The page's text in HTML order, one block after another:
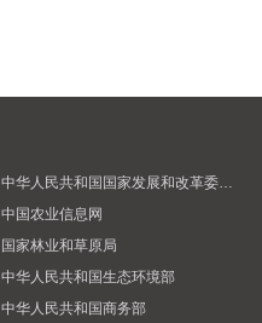
中华人民共和国国家发展和改革委员会
中国农业信息网
国家林业和草原局
中华人民共和国生态环境部
中华人民共和国商务部